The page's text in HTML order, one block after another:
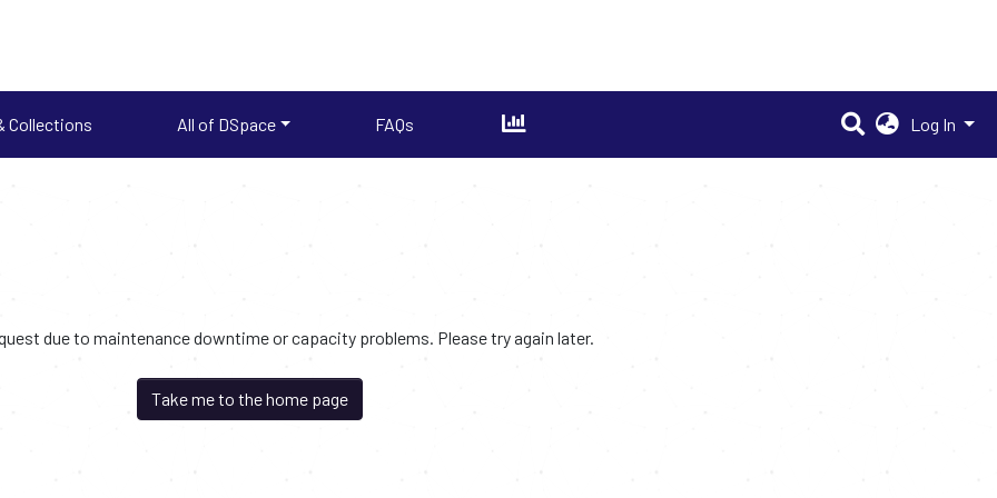
Collections All of DSpace FAQs Log In
due to maintenance downtime or capacity problems. Please try again later.
Take me to the home page